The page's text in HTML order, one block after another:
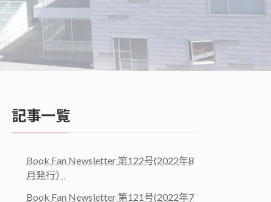
記事一覧
Book Fan Newsletter 第122号(2022年8
月発行）
Book Fan Newsletter 第121号(2022年7